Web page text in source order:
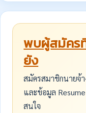
พบผู้สมัคร
ยัง
สมัครสมาชิกนายจ้
และข้อมูล
สนใจ